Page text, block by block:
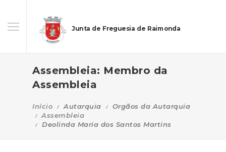
Junta de Freguesia de Raimonda
Assembleia: Membro da
Assembleia
Início Autarquia
Orgãos da Autarquia
Assembleia
Deolinda Maria dos Santos Martins